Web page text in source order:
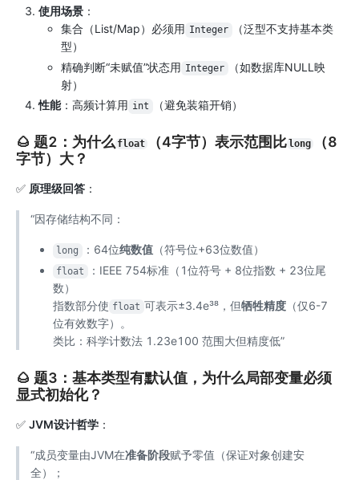
使用场景 ：
集合（List/Map）必须用 Integer
（泛型不支持基本类
型）
精确判断“未赋值”状态用 Integer
（如数据库NULL映
射）
性能：高频计算用 int （避免装箱开销）
🌰 题2：为什么 float （4字节）表示范围比 long
（8
字节）大？
✅ 原理级回答 ：
“因存储结构不同：
long ：64位纯数值 （符号位+63位数值）
float
：IEEE 754标准（1位符号 + 8位指数 + 23位尾
数）
指数部分使 float 可表示±3.4e³⁸，但牺牲精度 （仅6-7
位有效数字）。
类比：科学计数法 1.23e100 范围大但精度低”
🌰 题3：基本类型有默认值，为什么局部变量必须
显式初始化？
✅ JVM设计哲学 ：
“成员变量由JVM在准备阶段赋予零值（保证对象创建安
全）；